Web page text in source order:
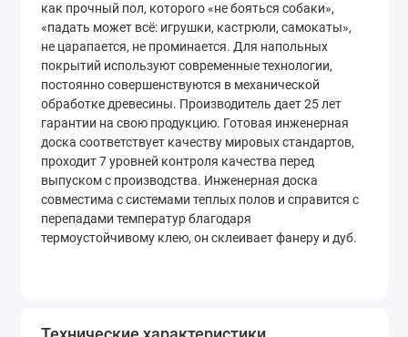
как прочный пол, которого «не бояться собаки»,
«падать может всё: игрушки, кастрюли, самокаты»,
не царапается, не проминается. Для напольных
покрытий используют современные технологии,
постоянно совершенствуются в механической
обработке древесины. Производитель дает 25 лет
гарантии на свою продукцию. Готовая инженерная
доска соответствует качеству мировых стандартов,
проходит 7 уровней контроля качества перед
выпуском с производства. Инженерная доска
совместима с системами теплых полов и справится с
перепадами температур благодаря
термоустойчивому клею, он склеивает фанеру и дуб.
количеством сучков. Сбой по цвету практически